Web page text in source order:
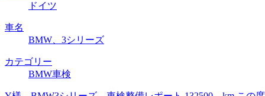
ドイツ
車名
BMW、3シリーズ
カテゴリー
BMW車検